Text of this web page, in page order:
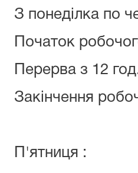
З понеділка по
Початок
Перерва з 12
Закінчення
П'ятниця :